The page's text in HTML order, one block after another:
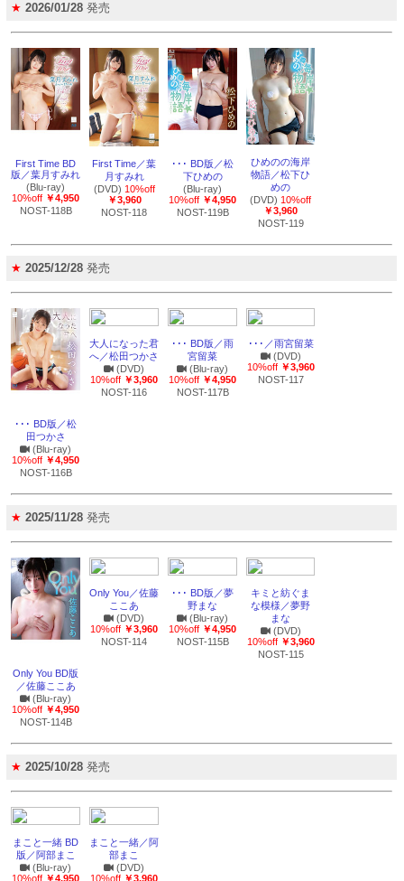
★ 2026/01/28 発売
First Time BD
版／葉月すみれ
(Blu-ray)
10%off ￥4,950
NOST-118B
First Time／葉
月すみれ
(DVD) 10%off
￥3,960
NOST-118
･･･ BD版／松
下ひめの
(Blu-ray)
10%off ￥4,950
NOST-119B
ひめのの海岸
物語／松下ひ
めの
(DVD)10%off
￥3,960
NOST-119
★ 2025/12/28 発売
･･･ BD版／松
田つかさ
(Blu-ray)
10%off ￥4,950
NOST-116B
大人になった君
へ／松田つかさ
(DVD)
10%off ￥3,960
NOST-116
･･･ BD版／雨
宮留菜
(Blu-ray)
10%off ￥4,950
NOST-117B
･･･／雨宮留菜
(DVD)
10%off ￥3,960
NOST-117
★ 2025/11/28 発売
Only You BD版
／佐藤ここあ
(Blu-ray)
10%off ￥4,950
NOST-114B
Only You／佐藤
ここあ
(DVD)
10%off ￥3,960
NOST-114
･･･ BD版／夢
野まな
(Blu-ray)
10%off ￥4,950
NOST-115B
キミと紡ぐま
な模様／夢野
まな
(DVD)
10%off ￥3,960
NOST-115
★ 2025/10/28 発売
まこと一緒 BD
版／阿部まこ
(Blu-ray)
10%off ￥4,950
まこと一緒／阿
部まこ
(DVD)
10%off ￥3,960